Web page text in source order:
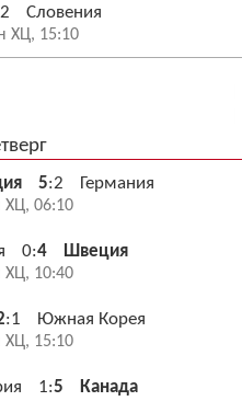
Словения
ХЦ, 15:10
5:2 Германия
ХЦ, 06:10
0:4 Швеция
ХЦ, 10:40
:1 Южная Корея
ХЦ, 15:10
1:5 Канада